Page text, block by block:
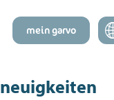
mein garvo
neuigkeiten